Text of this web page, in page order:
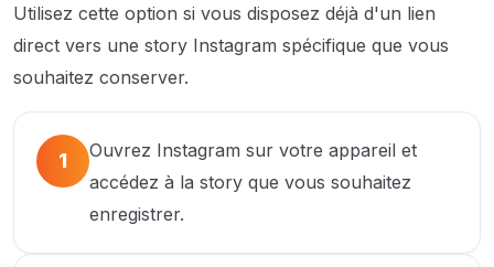
Utilisez cette option si vous disposez déjà d'un lien
direct vers une story Instagram spécifique que vous
souhaitez conserver.
1
Ouvrez Instagram sur votre appareil et
accédez à la story que vous souhaitez
enregistrer.